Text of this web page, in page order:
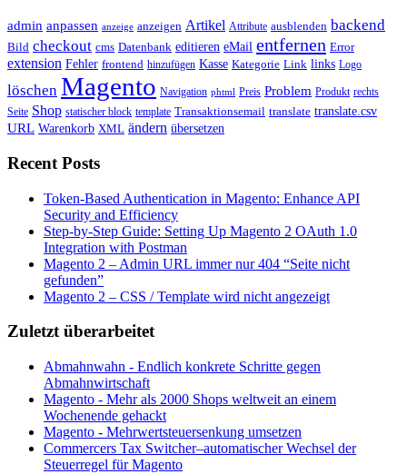
admin anpassen anzeige anzeigen Artikel Attribute ausblenden backend
Bild checkout cms Datenbank editieren eMail entfernen Error
extension Fehler frontend hinzufügen Kasse Kategorie Link links Logo
löschen Magento Navigation phtml Preis Problem Produkt rechts
Seite Shop statischer block template Transaktionsemail translate translate.csv
URL Warenkorb XML ändern übersetzen
Recent Posts
Token-Based Authentication in Magento: Enhance API
Security and Efficiency
Step-by-Step Guide: Setting Up Magento 2 OAuth 1.0
Integration with Postman
Magento 2 – Admin URL immer nur 404 “Seite nicht
gefunden”
Magento 2 – CSS / Template wird nicht angezeigt
Zuletzt überarbeitet
Abmahnwahn - Endlich konkrete Schritte gegen
Abmahnwirtschaft
Magento - Mehr als 2000 Shops weltweit an einem
Wochenende gehackt
Magento - Mehrwertsteuersenkung umsetzen
Commercers Tax Switcher–automatischer Wechsel der
Steuerregel für Magento